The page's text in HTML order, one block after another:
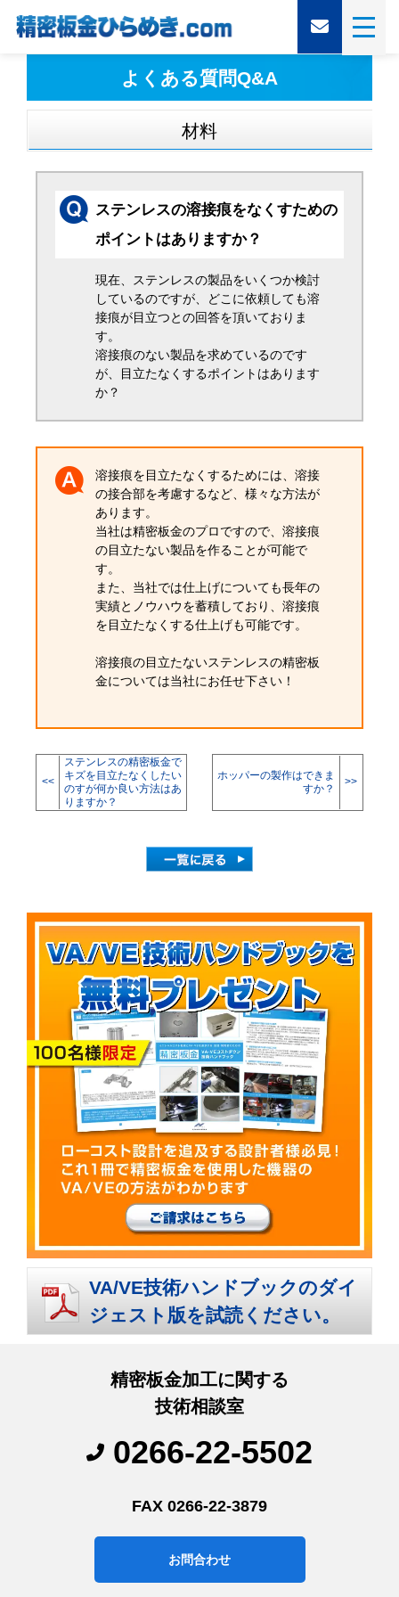
よくある質問Q&A
材料
ステンレスの溶接痕をなくすための
ポイントはありますか？
現在、ステンレスの製品をいくつか検討
しているのですが、どこに依頼しても溶
接痕が目立つとの回答を頂いておりま
す。
溶接痕のない製品を求めているのです
が、目立たなくするポイントはあります
か？
溶接痕を目立たなくするためには、溶接
の接合部を考慮するなど、様々な方法が
あります。
当社は精密板金のプロですので、溶接痕
の目立たない製品を作ることが可能で
す。
また、当社では仕上げについても長年の
実績とノウハウを蓄積しており、溶接痕
を目立たなくする仕上げも可能です。
溶接痕の目立たないステンレスの精密板
金については当社にお任せ下さい！
<<
ステンレスの精密板金で
キズを目立たなくしたい
のすが何か良い方法はあ
りますか？
ホッパーの製作はできま
すか？
>>
VA/VE技術ハンドブックのダイ
ジェスト版を試読ください。
精密板金加工に関する
技術相談室
0266-22-5502
FAX 0266-22-3879
お問合わせ